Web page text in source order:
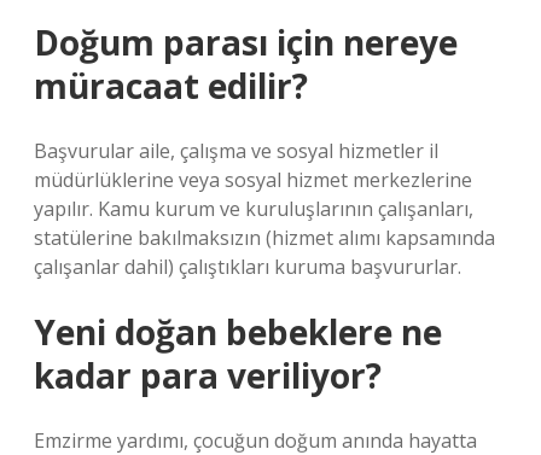
Doğum parası için nereye
müracaat edilir?
Başvurular aile, çalışma ve sosyal hizmetler il
müdürlüklerine veya sosyal hizmet merkezlerine
yapılır. Kamu kurum ve kuruluşlarının çalışanları,
statülerine bakılmaksızın (hizmet alımı kapsamında
çalışanlar dahil) çalıştıkları kuruma başvururlar.
Yeni doğan bebeklere ne
kadar para veriliyor?
Emzirme yardımı, çocuğun doğum anında hayatta